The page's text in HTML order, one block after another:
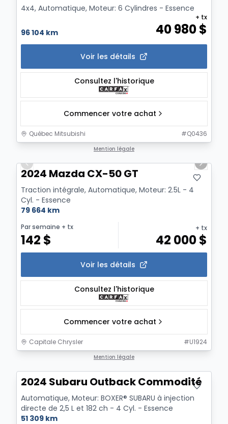
4x4, Automatique, Moteur: 6 Cylindres - Essence
96 104 km 40 980$
+ tx
Voir les détails
Consultez l'historique
Commencer votre achat
Québec Mitsubishi #Q0436
Mention légale
Previous slide
Next
2024 Mazda CX-50 GT
Traction intégrale, Automatique, Moteur: 2.5L - 4
Cyl. - Essence
79 664 km
Par semaine + tx
142 $
+ tx
42 000$
Voir les détails
Consultez l'historique
Commencer votre achat
Capitale Chrysler #U1924
Mention légale
2024 Subaru Outback Commodité
Automatique, Moteur: BOXER® SUBARU à injection
directe de 2,5 L et 182 ch - 4 Cyl. - Essence
51 309 km